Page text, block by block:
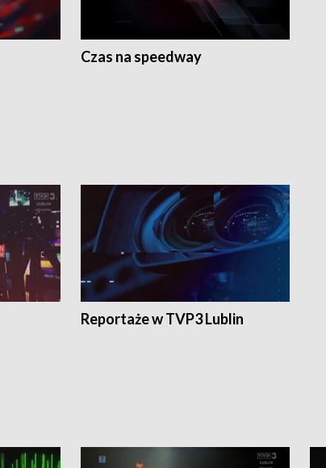
Czas na speedway
Reportaże w TVP3 Lublin